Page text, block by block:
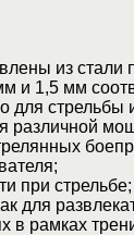
из
и 1,5 мм
для стрельбы
различной
при стрельбе;
для
в рамках